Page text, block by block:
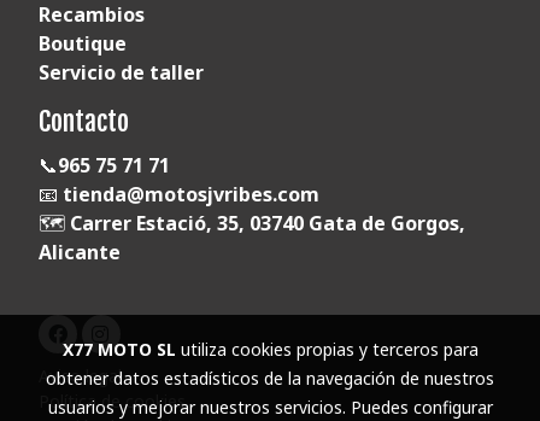
Recambios
Boutique
Servicio de taller
Contacto
📞965 75 71 71
📧 tienda@motosjvribes.com
🗺️ Carrer Estació, 35, 03740 Gata de Gorgos,
Alicante
Aviso legal
Política de cookies
X77 MOTO SL utiliza cookies propias y terceros para
obtener datos estadísticos de la navegación de nuestros
usuarios y mejorar nuestros servicios. Puedes configurar